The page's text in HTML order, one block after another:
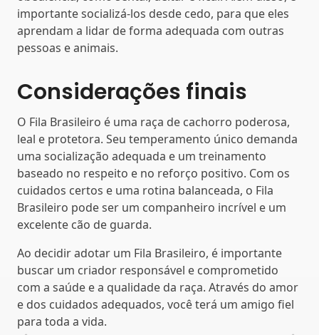
importante socializá-los desde cedo, para que eles
aprendam a lidar de forma adequada com outras
pessoas e animais.
Considerações finais
O Fila Brasileiro é uma raça de cachorro poderosa,
leal e protetora. Seu temperamento único demanda
uma socialização adequada e um treinamento
baseado no respeito e no reforço positivo. Com os
cuidados certos e uma rotina balanceada, o Fila
Brasileiro pode ser um companheiro incrível e um
excelente cão de guarda.
Ao decidir adotar um Fila Brasileiro, é importante
buscar um criador responsável e comprometido
com a saúde e a qualidade da raça. Através do amor
e dos cuidados adequados, você terá um amigo fiel
para toda a vida.